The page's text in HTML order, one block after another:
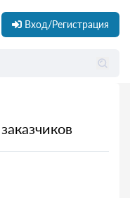
Вход/Регистрация